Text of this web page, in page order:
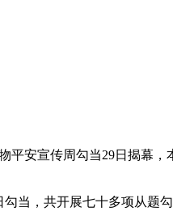
安宣传周勾当29日揭幕，
，共开展七十多项从题勾